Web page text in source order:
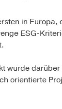
in
ESG-
wurde
orientierte